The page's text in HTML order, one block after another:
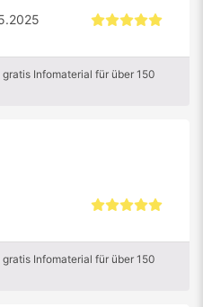
Infomaterial für über 150
Infomaterial für über 150